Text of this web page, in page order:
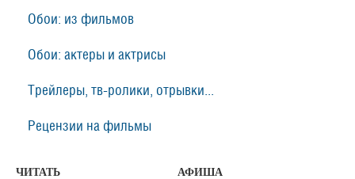
Обои: из фильмов
Обои: актеры и актрисы
Трейлеры, тв-ролики, отрывки...
Рецензии на фильмы
ЧИТАТЬ АФИША